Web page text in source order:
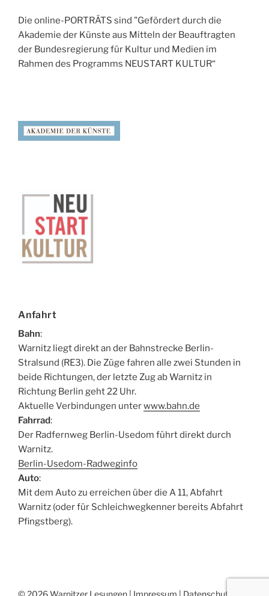
Die online-PORTRÄTS sind "Gefördert durch die
Akademie der Künste aus Mitteln der Beauftragten
der Bundesregierung für Kultur und Medien im
Rahmen des Programms NEUSTART KULTUR“
Anfahrt
Bahn:
Warnitz liegt direkt an der Bahnstrecke Berlin-
Stralsund (RE3). Die Züge fahren alle zwei Stunden in
beide Richtungen, der letzte Zug ab Warnitz in
Richtung Berlin geht 22 Uhr.
Aktuelle Verbindungen unterwww.bahn.de
Fahrrad:
Der Radfernweg Berlin-Usedom führt direkt durch
Warnitz.
Berlin-Usedom-Radweginfo
Auto:
Mit dem Auto zu erreichen über die A 11, Abfahrt
Warnitz (oder für Schleichwegkenner bereits Abfahrt
Pfingstberg).